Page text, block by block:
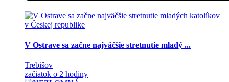
V Ostrave sa začne najväčšie stretnutie mladý ...
Trebišov
začiatok o 2 hodiny